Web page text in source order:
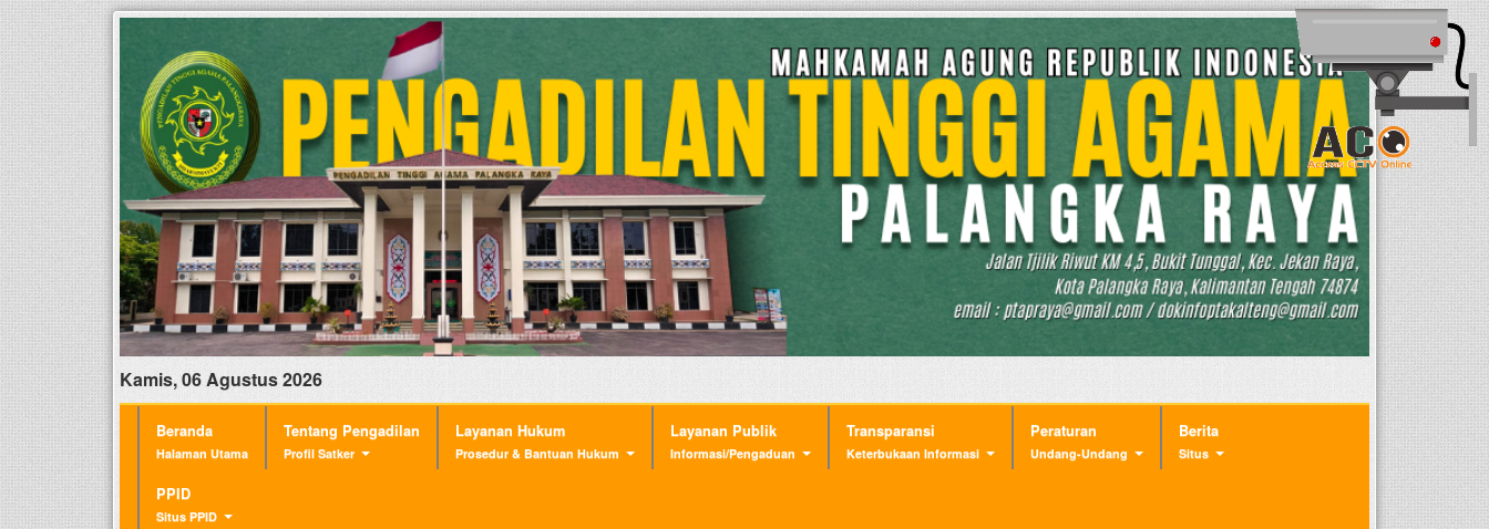
Kamis, 06 Agustus 2026
Beranda
Halaman Utama
Tentang Pengadilan
Profil Satker
Layanan Hukum
Prosedur & Bantuan Hukum
Layanan Publik
Informasi/Pengaduan
Transparansi
Keterbukaan Informasi
Peraturan
Undang-Undang
Berita
Situs
PPID
Situs PPID